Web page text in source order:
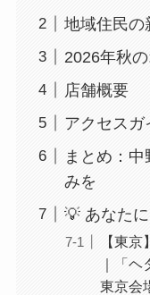
地域住民の
2026年秋
店舗概要
アクセスガ
まとめ：
みを
💡 あなた
【東
｜「
東京会